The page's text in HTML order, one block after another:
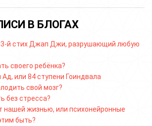
В БЛОГАХ
й стих Джап Джи, разрушающий любую
своего ребёнка?
Ад, или 84 ступени Гоиндвала
свой мозг?
без стресса?
нашей жизнью, или психонейронные
быть?